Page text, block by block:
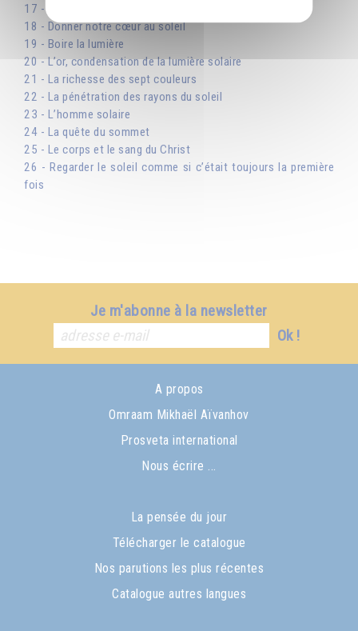
17 - La Terre des Vivants
18 - Donner notre cœur au soleil
19 - Boire la lumière
20 - L’or, condensation de la lumière solaire
21 - La richesse des sept couleurs
22 - La pénétration des rayons du soleil
23 - L’homme solaire
24 - La quête du sommet
25 - Le corps et le sang du Christ
26 - Regarder le soleil comme si c’était toujours la première
fois
Je m'abonne à la newsletter
Ok !
A propos
Omraam Mikhaël Aïvanhov
Prosveta international
Nous écrire ...
La pensée du jour
Télécharger le catalogue
Nos parutions les plus récentes
Catalogue autres langues